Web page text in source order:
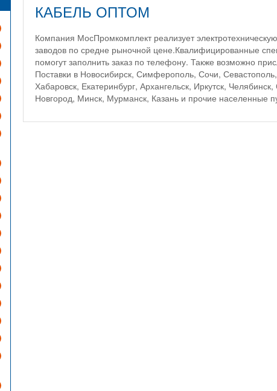
КАБЕЛЬ ОПТОМ
Компания МосПромкомплект реализует
заводов по средне рыночной цене.Квалифицированные
помогут заполнить заказ по телефону. Также возможно
Поставки в Новосибирск, Симферополь, Сочи,
Хабаровск, Екатеринбург, Архангельск, Иркутск,
Новгород, Минск, Мурманск, Казань и прочие населенные